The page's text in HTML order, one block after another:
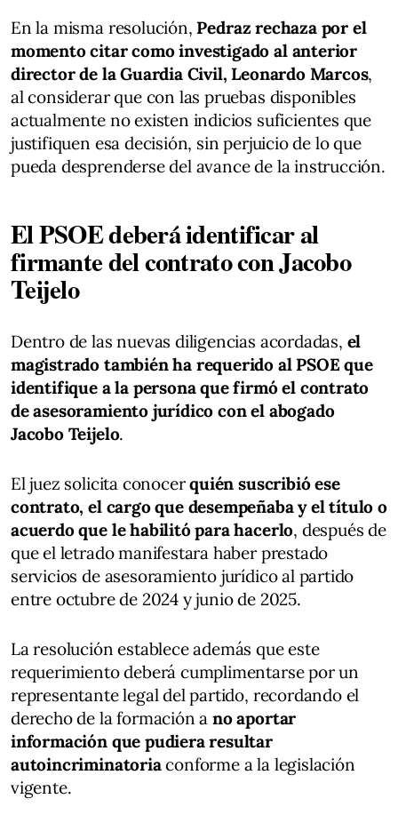
En la misma resolución, Pedraz rechaza por el
momento citar como investigado al anterior
director de la Guardia Civil, Leonardo Marcos,
al considerar que con las pruebas disponibles
actualmente no existen indicios suficientes que
justifiquen esa decisión, sin perjuicio de lo que
pueda desprenderse del avance de la instrucción.
El PSOE deberá identificar al
firmante del contrato con Jacobo
Teijelo
Dentro de las nuevas diligencias acordadas, el
magistrado también ha requerido al PSOE que
identifique a la persona que firmó el contrato
de asesoramiento jurídico con el abogado
Jacobo Teijelo.
El juez solicita conocerquién suscribió ese
contrato, el cargo que desempeñaba y el título o
acuerdo que le habilitó para hacerlo, después de
que el letrado manifestara haber prestado
servicios de asesoramiento jurídico al partido
entre octubre de 2024 y junio de 2025.
La resolución establece además que este
requerimiento deberá cumplimentarse por un
representante legal del partido, recordando el
derecho de la formación ano aportar
información que pudiera resultar
autoincriminatoriaconforme a la legislación
vigente.